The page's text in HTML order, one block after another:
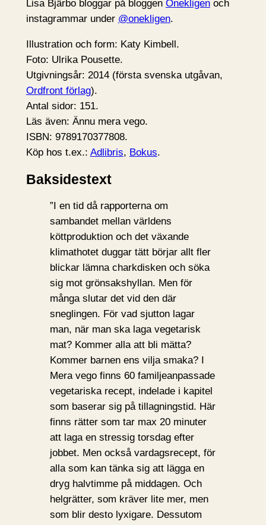
Lisa Bjärbo bloggar på bloggen Onekligenoch
instagrammar under @onekligen.
Illustration och form: Katy Kimbell.
Foto: Ulrika Pousette.
Utgivningsår: 2014 (första svenska utgåvan,
Ordfront förlag).
Antal sidor: 151.
Läs även: Ännu mera vego.
ISBN: 9789170377808.
Köp hos t.ex.: Adlibris, Bokus.
Baksidestext
”I en tid då rapporterna om
sambandet mellan världens
köttproduktion och det växande
klimathotet duggar tätt börjar allt fler
blickar lämna charkdisken och söka
sig mot grönsakshyllan. Men för
många slutar det vid den där
sneglingen. För vad sjutton lagar
man, när man ska laga vegetarisk
mat? Kommer alla att bli mätta?
Kommer barnen ens vilja smaka? I
Mera vego finns 60 familjeanpassade
vegetariska recept, indelade i kapitel
som baserar sig på tillagningstid. Här
finns rätter som tar max 20 minuter
att laga en stressig torsdag efter
jobbet. Men också vardagsrecept, för
alla som kan tänka sig att lägga en
dryg halvtimme på middagen. Och
helgrätter, som kräver lite mer, men
som blir desto lyxigare. Dessutom